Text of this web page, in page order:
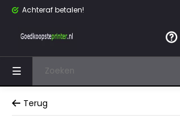
Achteraf betalen!
Terug